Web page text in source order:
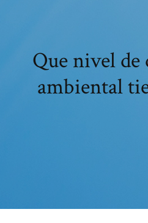
Que nivel de
ambiental